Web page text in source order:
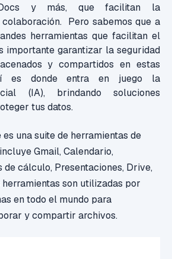
y más, que facilitan la
Pero sabemos que a
herramientas que facilitan el
importante garantizar la seguridad
y compartidos en estas
es donde entra en juego la
(IA), brindando soluciones
tus datos.
una suite de herramientas de
Gmail, Calendario,
de cálculo, Presentaciones, Drive,
son utilizadas por
en todo el mundo para
y compartir archivos.